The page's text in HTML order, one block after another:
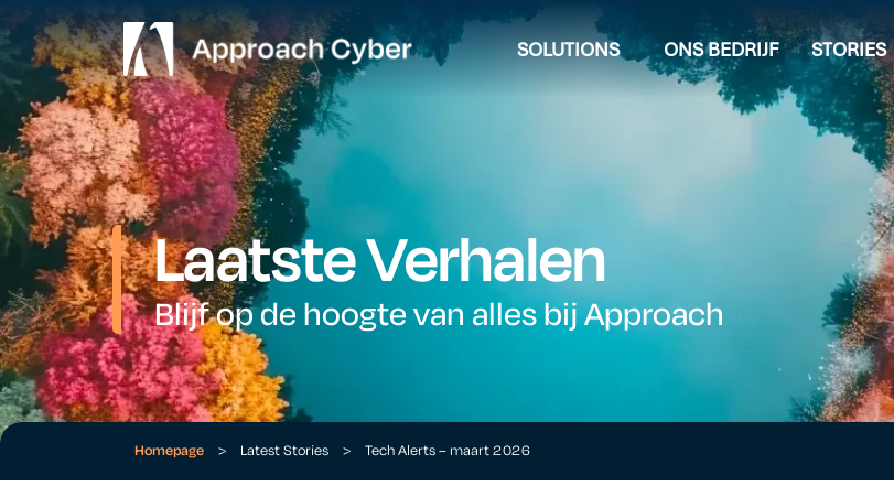
SOLUTIONS ONS BEDRIJF STORIES
Laatste Verhalen
Blijf op de hoogte van alles bij Approach
Homepage > Latest Stories > Tech Alerts – maart 2026